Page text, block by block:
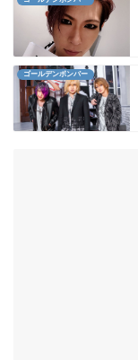
ゴールデンボンバー